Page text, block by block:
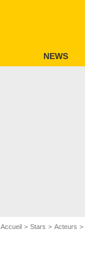
NEWS
Accueil Stars Acteurs